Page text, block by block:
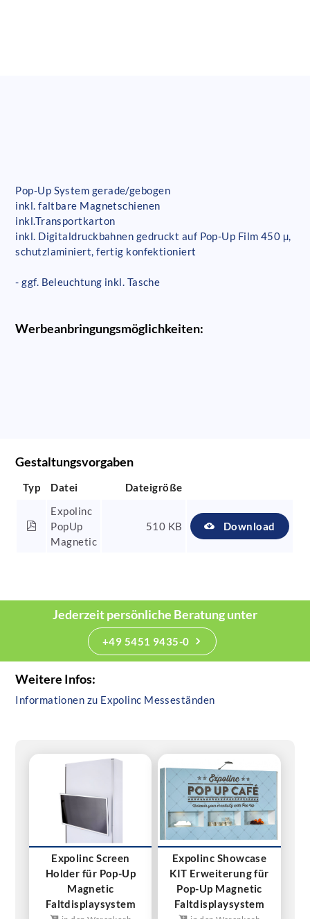
Pop-Up System gerade/gebogen
inkl. faltbare Magnetschienen
inkl.Transportkarton
inkl. Digitaldruckbahnen gedruckt auf Pop-Up Film 450 µ,
schutzlaminiert, fertig konfektioniert
- ggf. Beleuchtung inkl. Tasche
Werbeanbringungsmöglichkeiten:
Gestaltungsvorgaben
Typ Datei
Dateigröße
Expolinc
PopUp
Magnetic
510 KB Download
Jederzeit persönliche Beratung unter
+49 5451 9435-0
Weitere Infos:
Informationen zu Expolinc Messeständen
Expolinc Screen
Holder für Pop-Up
Magnetic
Faltdisplaysystem
Expolinc Showcase
KIT Erweiterung für
Pop-Up Magnetic
Faltdisplaysystem